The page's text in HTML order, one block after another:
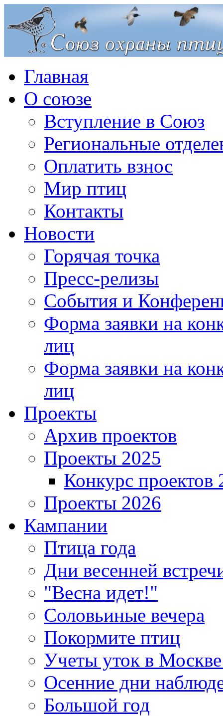
Главная
О союзе
Вступление в Союз
Региональные
Оплатить взнос
Мир птиц
Контакты
Новости
Горячая точка
Пресс-релизы
События и
Форма заявки на
лиц
Форма заявки на
лиц
Проекты
Архив проектов
Проекты 2025
Конкурс проектов
Проекты 2026
Кампании
Птица года
Дни весенней
"Весна идет!"
Соловьиные вечера
Покормите птиц
Учеты уток в
Осенние дни
Большой год